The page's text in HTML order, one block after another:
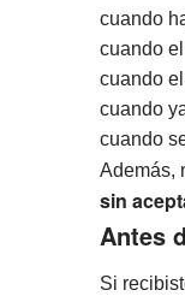
cuando
cuando
cuando
cuando
cuando
Además,
sin
Antes
Si